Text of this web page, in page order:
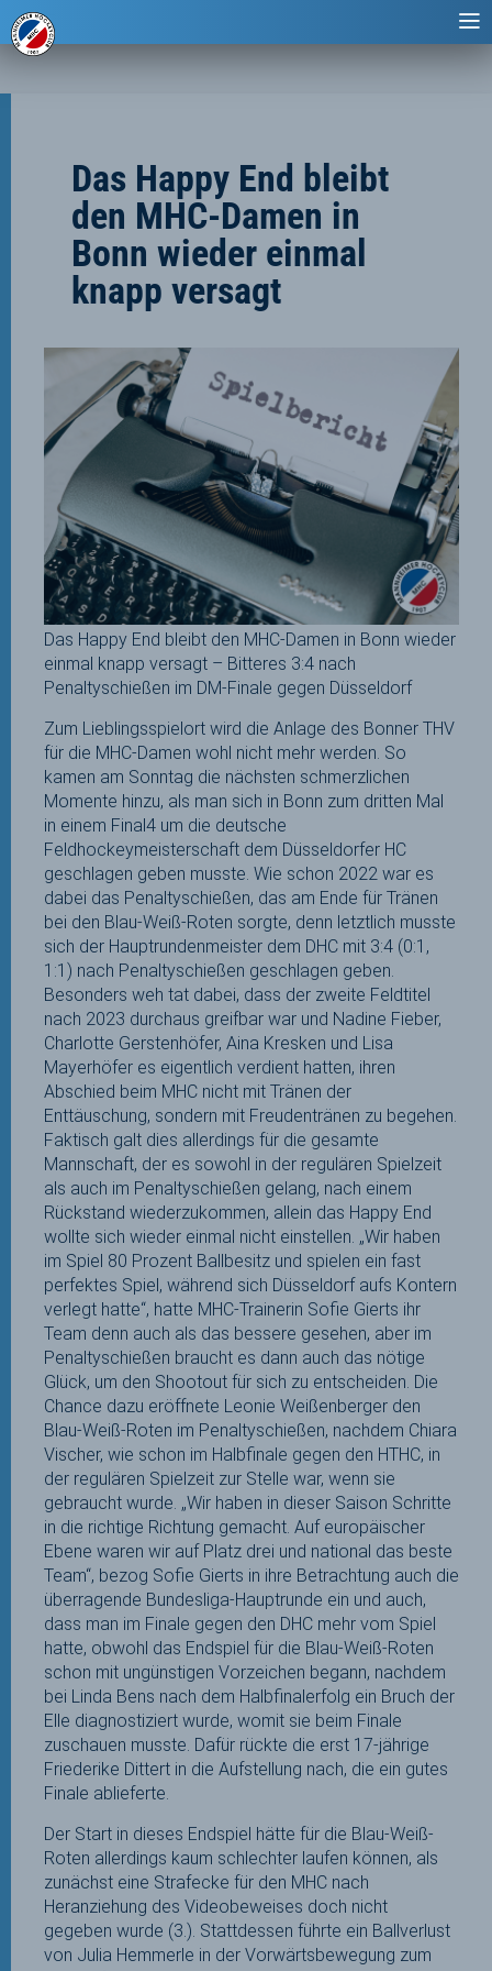
Das Happy End bleibt
den MHC-Damen in
Bonn wieder einmal
knapp versagt
Das Happy End bleibt den MHC-Damen in Bonn wieder
einmal knapp versagt – Bitteres 3:4 nach
Penaltyschießen im DM-Finale gegen Düsseldorf
Zum Lieblingsspielort wird die Anlage des Bonner THV
für die MHC-Damen wohl nicht mehr werden. So
kamen am Sonntag die nächsten schmerzlichen
Momente hinzu, als man sich in Bonn zum dritten Mal
in einem Final4 um die deutsche
Feldhockeymeisterschaft dem Düsseldorfer HC
geschlagen geben musste. Wie schon 2022 war es
dabei das Penaltyschießen, das am Ende für Tränen
bei den Blau-Weiß-Roten sorgte, denn letztlich musste
sich der Hauptrundenmeister dem DHC mit 3:4 (0:1,
1:1) nach Penaltyschießen geschlagen geben.
Besonders weh tat dabei, dass der zweite Feldtitel
nach 2023 durchaus greifbar war und Nadine Fieber,
Charlotte Gerstenhöfer, Aina Kresken und Lisa
Mayerhöfer es eigentlich verdient hatten, ihren
Abschied beim MHC nicht mit Tränen der
Enttäuschung, sondern mit Freudentränen zu begehen.
Faktisch galt dies allerdings für die gesamte
Mannschaft, der es sowohl in der regulären Spielzeit
als auch im Penaltyschießen gelang, nach einem
Rückstand wiederzukommen, allein das Happy End
wollte sich wieder einmal nicht einstellen. „Wir haben
im Spiel 80 Prozent Ballbesitz und spielen ein fast
perfektes Spiel, während sich Düsseldorf aufs Kontern
verlegt hatte“, hatte MHC-Trainerin Sofie Gierts ihr
Team denn auch als das bessere gesehen, aber im
Penaltyschießen braucht es dann auch das nötige
Glück, um den Shootout für sich zu entscheiden. Die
Chance dazu eröffnete Leonie Weißenberger den
Blau-Weiß-Roten im Penaltyschießen, nachdem Chiara
Vischer, wie schon im Halbfinale gegen den HTHC, in
der regulären Spielzeit zur Stelle war, wenn sie
gebraucht wurde. „Wir haben in dieser Saison Schritte
in die richtige Richtung gemacht. Auf europäischer
Ebene waren wir auf Platz drei und national das beste
Team“, bezog Sofie Gierts in ihre Betrachtung auch die
überragende Bundesliga-Hauptrunde ein und auch,
dass man im Finale gegen den DHC mehr vom Spiel
hatte, obwohl das Endspiel für die Blau-Weiß-Roten
schon mit ungünstigen Vorzeichen begann, nachdem
bei Linda Bens nach dem Halbfinalerfolg ein Bruch der
Elle diagnostiziert wurde, womit sie beim Finale
zuschauen musste. Dafür rückte die erst 17-jährige
Friederike Dittert in die Aufstellung nach, die ein gutes
Finale ablieferte.
Der Start in dieses Endspiel hätte für die Blau-Weiß-
Roten allerdings kaum schlechter laufen können, als
zunächst eine Strafecke für den MHC nach
Heranziehung des Videobeweises doch nicht
gegeben wurde (3.). Stattdessen führte ein Ballverlust
von Julia Hemmerle in der Vorwärtsbewegung zum